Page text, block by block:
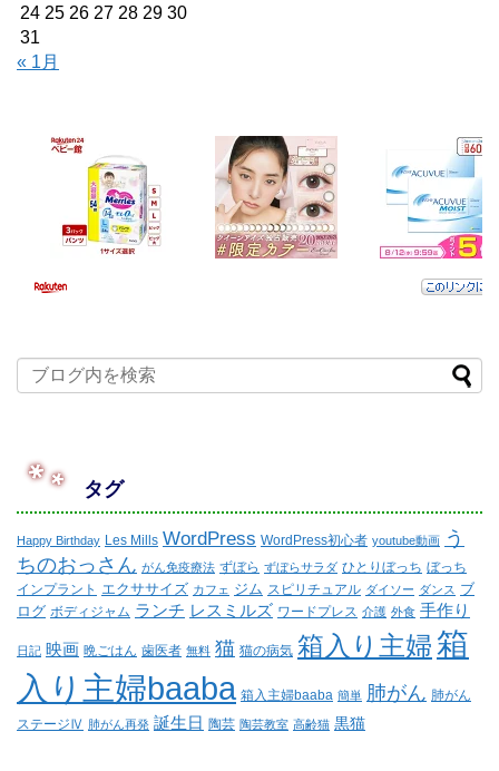
24 25 26 27 28 29 30
31
« 1月
タグ
Happy Birthday Les Mills WordPress WordPress初心者 youtube動画 う
ちのおっさん がん免疫療法 ずぼら ずぼらサラダ ひとりぼっち ぼっち
インプラント エクササイズ カフェ ジム スピリチュアル ダイソー ダンス ブ
ログ ボディジャム ランチ レスミルズ ワードプレス 介護 外食 手作り
日記 映画 晩ごはん 歯医者 無料 猫 猫の病気 箱入り主婦箱
入り主婦baaba 箱入主婦baaba 簡単 肺がん 肺がん
ステージⅣ 肺がん再発 誕生日 陶芸 陶芸教室 高齢猫 黒猫